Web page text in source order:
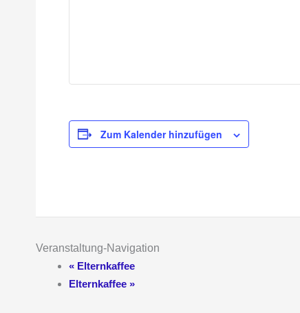
Zum Kalender hinzufügen
Veranstaltung-Navigation
« Elternkaffee
Elternkaffee »